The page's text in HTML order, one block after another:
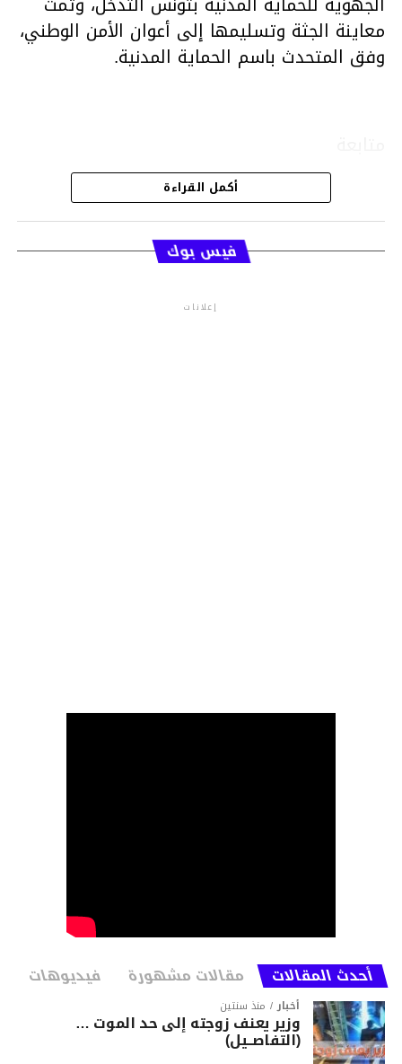
معاينة الجثة وتسليمها إلى أعوان الأمن الوطني،
وفق المتحدث باسم الحماية المدنية.
قسم الاخبار
أكمل القراءة
فيس بوك
إعلانات
أحدث المقالات مقالات مشهورة فيديوهات
أخبار منذ سنتين
وزير يعنف زوجته إلى حد الموت …
(التفاصــيل)